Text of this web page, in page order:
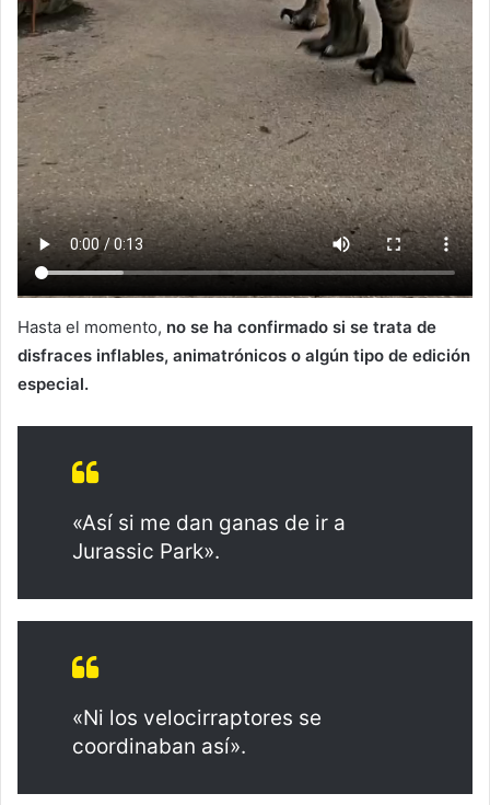
Hasta el momento, no se ha confirmado si se trata de
disfraces inflables, animatrónicos o algún tipo de edición
especial.
«Así si me dan ganas de ir a
Jurassic Park».
«Ni los velocirraptores se
coordinaban así».